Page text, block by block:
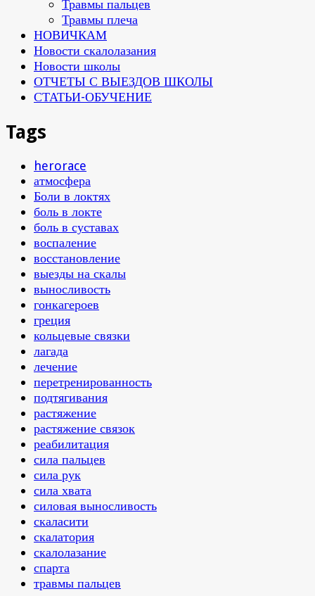
Травмы пальцев
Травмы плеча
НОВИЧКАМ
Новости скалолазания
Новости школы
ОТЧЕТЫ С ВЫЕЗДОВ ШКОЛЫ
СТАТЬИ-ОБУЧЕНИЕ
Tags
‎herorace
атмосфера
Боли в локтях
боль в локте
боль в суставах
воспаление
восстановление
выезды на скалы
выносливость
‎гонкагероев
греция
кольцевые связки
лагада
лечение
перетренированность
подтягивания
растяжение
растяжение связок
реабилитация
сила пальцев
сила рук
сила хвата
силовая выносливость
скаласити
скалатория
скалолазание
спарта
травмы пальцев